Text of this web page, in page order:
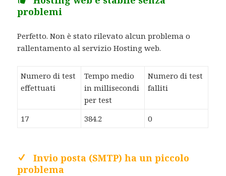
problemi
Perfetto. Non è stato rilevato alcun problema o
rallentamento al servizio Hosting web.
Numero di test
effettuati
Tempo medio
in millisecondi
per test
Numero di test
falliti
17 384.2 0
Invio posta (SMTP) ha un piccolo
problema